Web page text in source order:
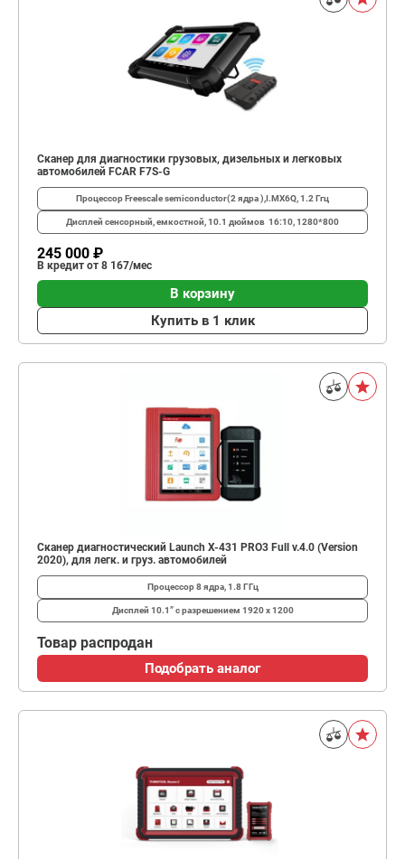
Сканер для диагностики грузовых, дизельных и легковых
автомобилей FCAR F7S-G
ПроцессорFreescale semiconductor(2 ядра ),I.MX6Q, 1.2 Ггц
Дисплей сенсорный, емкостной, 10.1 дюймов 16:10, 1280*800
245 000 ₽
В кредит от 8 167/мес
В корзину
Купить в 1 клик
Сканер диагностический Launch X-431 PRO3 Full v.4.0 (Version
2020), для легк. и груз. автомобилей
Процессор8 ядра, 1.8 ГГц
Дисплей 10.1” с разрешением 1920 х 1200
Товар распродан
Подобрать аналог